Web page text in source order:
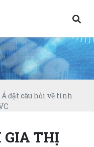
đặt câu hỏi về tính
GIA THỊ